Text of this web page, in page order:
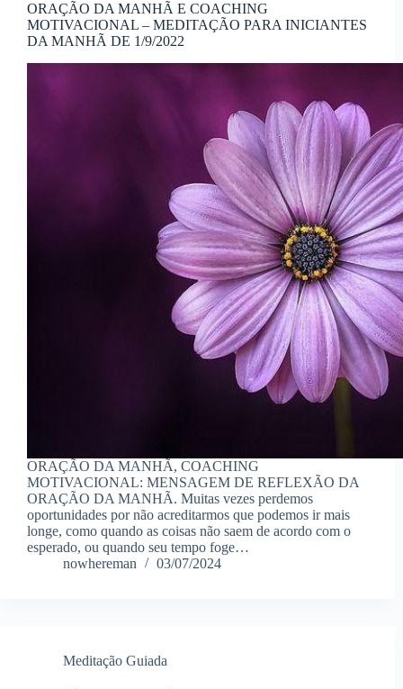
ORAÇÃO DA MANHÃ E COACHING
MOTIVACIONAL – MEDITAÇÃO PARA INICIANTES
DA MANHÃ DE 1/9/2022
ORAÇÃO DA MANHÃ, COACHING
MOTIVACIONAL: MENSAGEM DE REFLEXÃO DA
ORAÇÃO DA MANHÃ. Muitas vezes perdemos
oportunidades por não acreditarmos que podemos ir mais
longe, como quando as coisas não saem de acordo com o
esperado, ou quando seu tempo foge…
nowhereman
03/07/2024
Meditação Guiada